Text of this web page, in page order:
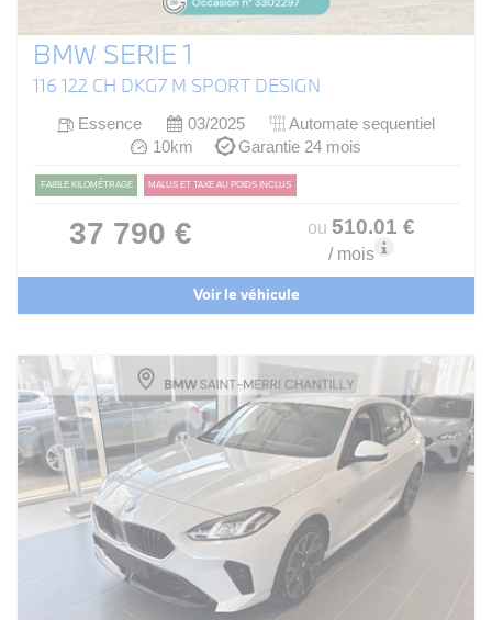
BMW SERIE 1
116 122 CH DKG7 M SPORT DESIGN
Essence 03/2025
Automate sequentiel
10km
Garantie 24 mois
FAIBLE KILOMÉTRAGE MALUS ET TAXE AU POIDS INCLUS
37 790 € ou 510.01 €
/ mois
Voir le véhicule